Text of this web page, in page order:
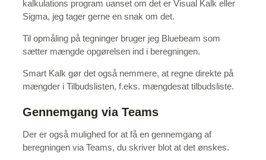
kalkulations program uanset om det er Visual Kalk eller
Sigma, jeg tager gerne en snak om det.
Til opmåling på tegninger bruger jeg Bluebeam som
sætter mængde opgørelsen ind i beregningen.
Smart Kalk gør det også nemmere, at regne direkte på
mængder i Tilbudslisten, f.eks. mængdesat tilbudsliste.
Gennemgang via Teams
Der er også mulighed for at få en gennemgang af
beregningen via Teams, du skriver blot at det ønskes.